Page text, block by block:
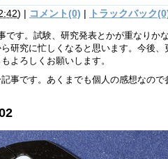
) | コメント(0) | トラックバック
です。試験、研究発表とかが重なりか
研究に忙しくなると思います。今後
よろしくお願いします。
事です。あくまでも個人の感想なので